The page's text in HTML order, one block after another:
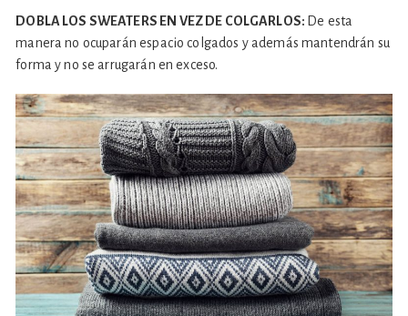
DOBLA LOS SWEATERS EN VEZ DE COLGARLOS: De esta
manera no ocuparán espacio colgados y además mantendrán su
forma y no se arrugarán en exceso.